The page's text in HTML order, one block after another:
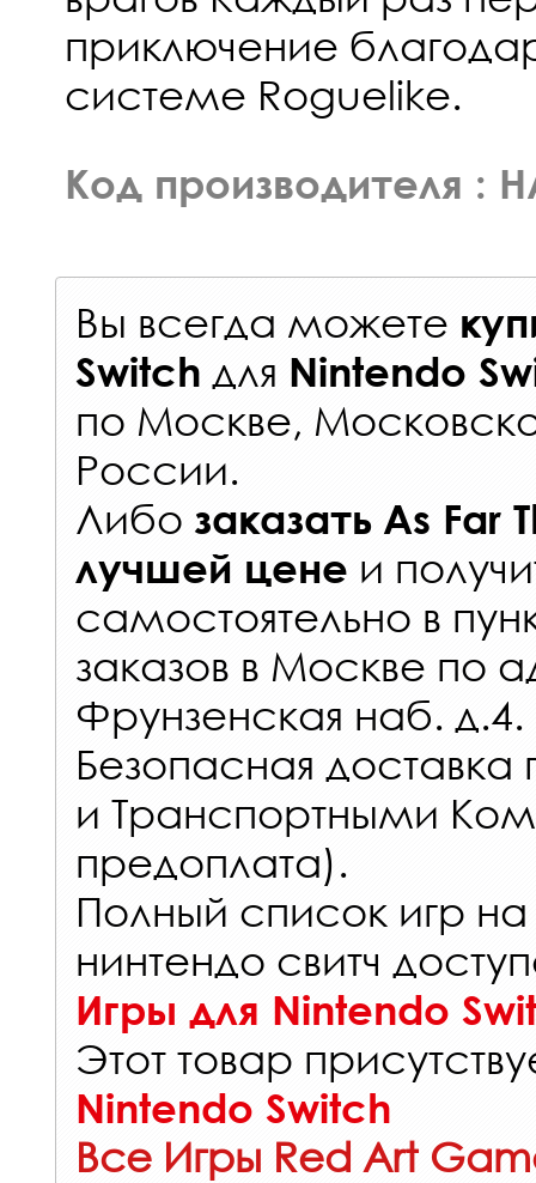
приключение
системе Roguelike.
Код производителя :
Вы всегда можете
Switch для Nintendo
по Москве,
России.
Либо заказать As Far
лучшей цене и
самостоятельно в
заказов в Москве по
Фрунзенская наб. д.4.
Безопасная
и Транспортными
предоплата).
Полный список игр
нинтендо свитч
Игры для Nintendo
Этот товар
Nintendo Switch
Все Игры Red Art